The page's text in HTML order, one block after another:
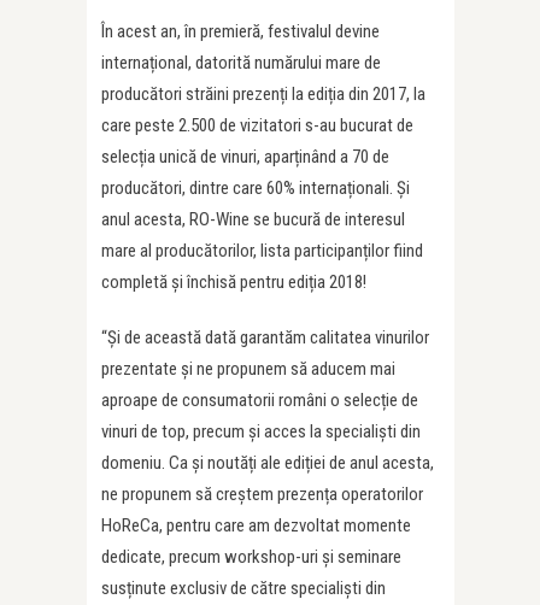
În acest an, în premieră, festivalul devine
internațional, datorită numărului mare de
producători străini prezenți la ediția din 2017, la
care peste 2.500 de vizitatori s-au bucurat de
selecția unică de vinuri, aparținând a 70 de
producători, dintre care 60% internaționali. Și
anul acesta, RO-Wine se bucură de interesul
mare al producătorilor, lista participanților fiind
completă și închisă pentru ediția 2018!
“Și de această dată garantăm calitatea vinurilor
prezentate și ne propunem să aducem mai
aproape de consumatorii români o selecție de
vinuri de top, precum și acces la specialiști din
domeniu. Ca și noutăți ale ediției de anul acesta,
ne propunem să creștem prezența operatorilor
HoReCa, pentru care am dezvoltat momente
dedicate, precum workshop-uri și seminare
susținute exclusiv de către specialiști din